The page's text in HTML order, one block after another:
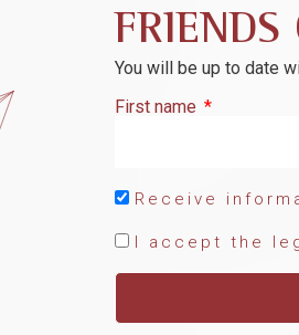
FRIENDS
You will be up to date
First name
Receive
I accept the